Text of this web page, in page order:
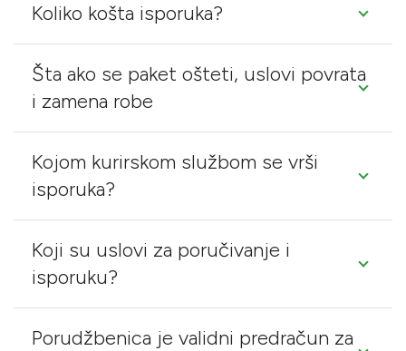
Koliko košta isporuka?
Šta ako se paket ošteti, uslovi povrata
i zamena robe
Kojom kurirskom službom se vrši
isporuka?
Koji su uslovi za poručivanje i
isporuku?
Porudžbenica je validni predračun za